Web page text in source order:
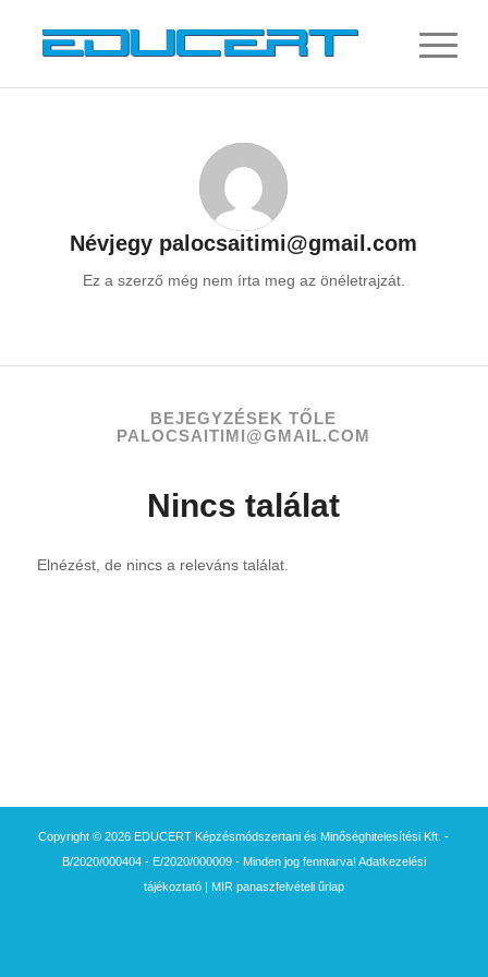
Névjegy palocsaitimi@gmail.com
Ez a szerző még nem írta meg az önéletrajzát.
BEJEGYZÉSEK TŐLE
PALOCSAITIMI@GMAIL.COM
Nincs találat
Elnézést, de nincs a releváns találat.
Copyright © 2026 EDUCERT Képzésmódszertani és Minőséghitelesítési Kft. -
B/2020/000404 - E/2020/000009 - Minden jog fenntarva! Adatkezelési
tájékoztató| MIR panaszfelvételi űrlap